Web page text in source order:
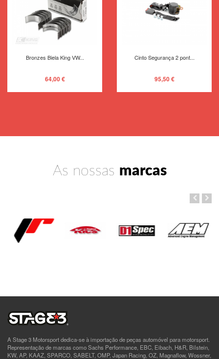
Bronzes Biela King VW...
64,00 €
Cinto Segurança 2 pont...
95,50 €
As nossas marcas
A Stage 3 Motorsport dedica-se à importação de peças automóvel para motorsport.
Representação de marcas como Sachs Performance, EBC, Eibach, H&R, Bilstein,
KW, AP, KAAZ, SPARCO, SABELT, OMP, Japan Racing, OZ, Magnaflow, Wossner,